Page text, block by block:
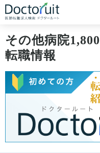
[常
[常
プラ
その他病院
転職情報